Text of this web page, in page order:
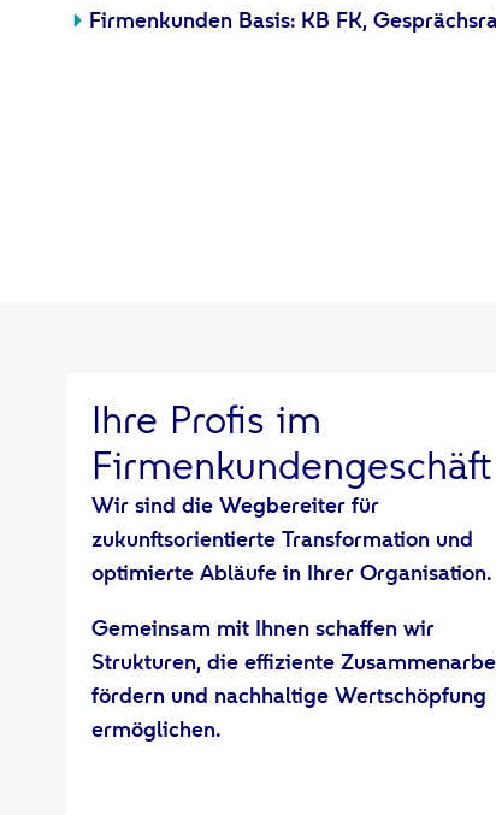
Firmenkunden Basis: KB FK,
Ihre Profis im
Firmenkundengeschäft
Wir sind die Wegbereiter für
zukunftsorientierte Transformation und
optimierte Abläufe in Ihrer Organisation.
Gemeinsam mit Ihnen schaffen wir
Strukturen, die effiziente
fördern und nachhaltige Wertschöpfung
ermöglichen.